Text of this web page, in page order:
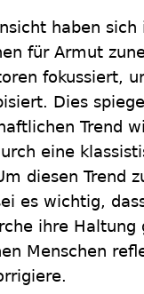
haben
für Armut
fokussiert,
Dies
Trend
eine
diesen Trend
es wichtig,
ihre Haltung
Menschen